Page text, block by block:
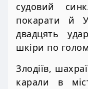
судовий
покарати й
двадцять
шкіри по
Злодіїв,
карали в